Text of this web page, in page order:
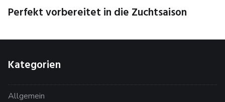
Perfekt vorbereitet in die Zuchtsaison
Kategorien
Allgemein